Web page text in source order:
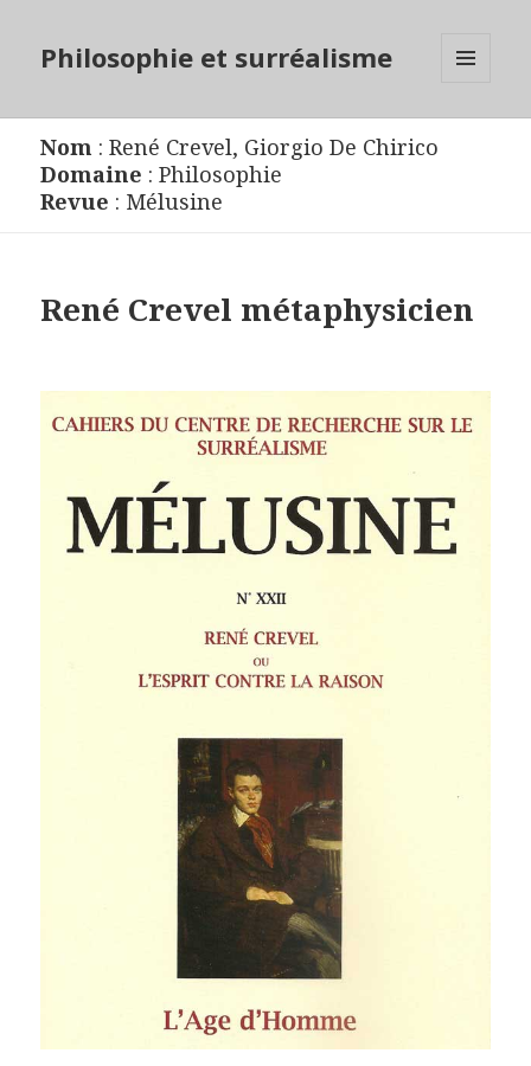
Philosophie et surréalisme
Nom :René Crevel, Giorgio De Chirico
Domaine :Philosophie
Revue : Mélusine
René Crevel métaphysicien